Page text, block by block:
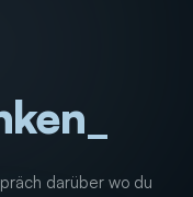
darüber wo du